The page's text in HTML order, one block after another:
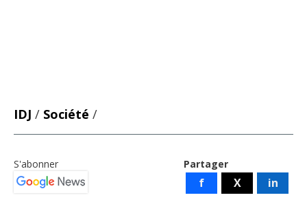
IDJ / Société /
Partager
f X in
S'abonner